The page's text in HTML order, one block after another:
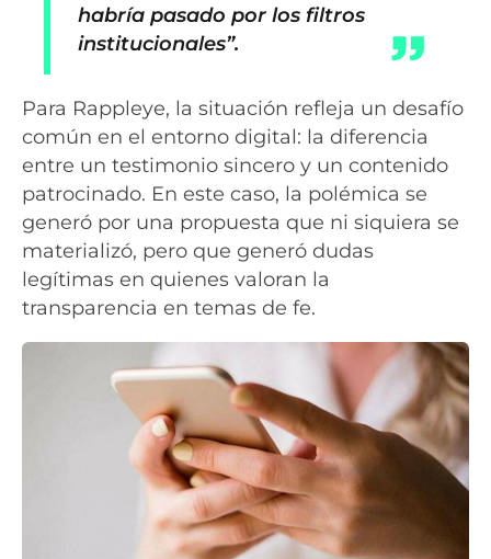
habría pasado por los filtros
institucionales”.
Para Rappleye, la situación refleja un desafío
común en el entorno digital: la diferencia
entre un testimonio sincero y un contenido
patrocinado. En este caso, la polémica se
generó por una propuesta que ni siquiera se
materializó, pero que generó dudas
legítimas en quienes valoran la
transparencia en temas de fe.